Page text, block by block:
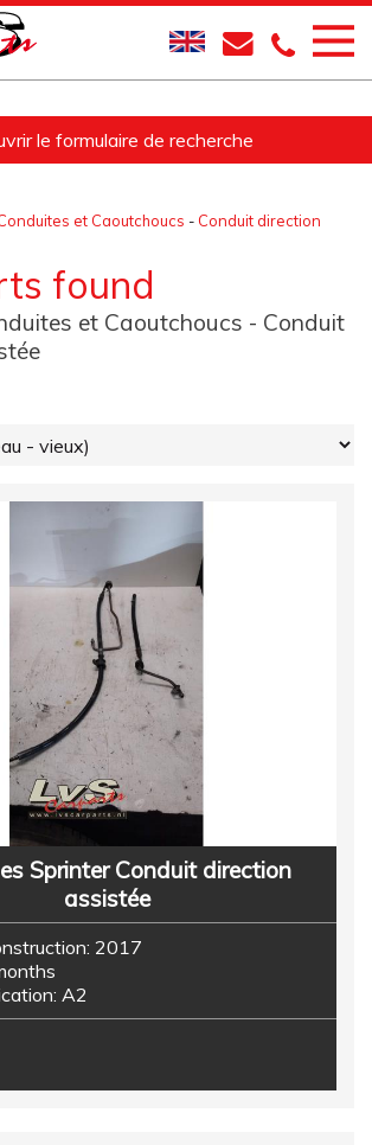
le formulaire de recherche
et Caoutchoucs - Conduit direction
found
et Caoutchoucs - Conduit
Sprinter Conduit direction
assistée
2017
A2